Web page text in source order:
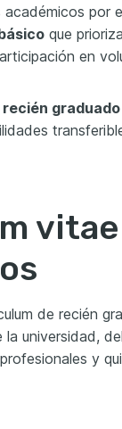
por
que
en
graduado
de recién
universidad, del
y